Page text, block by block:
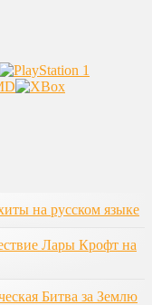
на русском языке
Лары Крофт на
Битва за Землю